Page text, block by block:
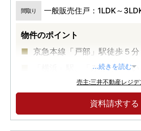
間取り 一般販売住戸：1LDK～
物件のポイント
京急本線「戸部」駅徒歩５分
「横浜」駅、「みなとみら
繋がる徒歩１８分
１ＬＤＫ～３ＬＤＫ、４５
...続きを読む
売主:三井不動産レジ
資料請求する